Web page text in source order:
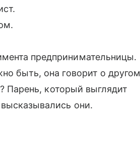
предпринимательницы.
быть, она говорит о другом
Парень, который выглядит
они.